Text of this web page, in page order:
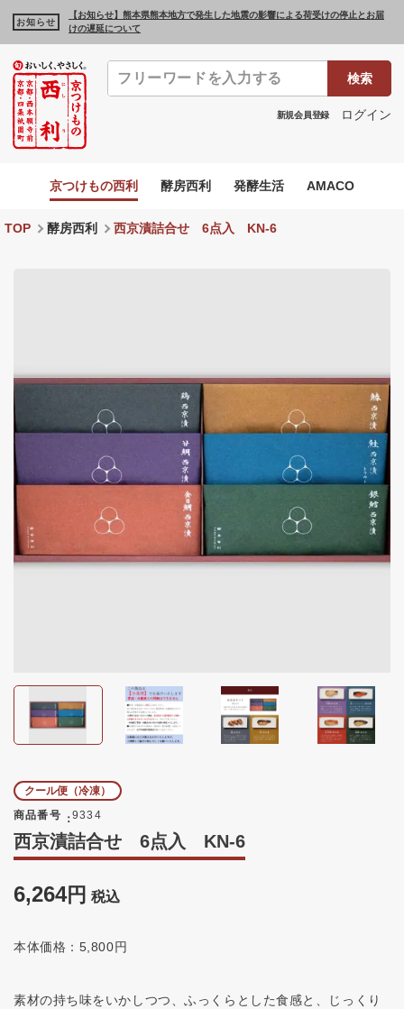
お知らせ
【お知らせ】熊本県熊本地方で発生した地震の影響による荷受けの停止とお届
けの遅延について
検索
新規会員登録 ログイン
京つけもの西利 酵房西利 発酵生活 AMACO
TOP 酵房西利 西京漬詰合せ 6点入 KN-6
クール便（冷凍）
商品番号
9334
西京漬詰合せ 6点入 KN-6
6,264 税込
本体価格：5,800円
素材の持ち味をいかしつつ、ふっくらとした食感と、じっくり